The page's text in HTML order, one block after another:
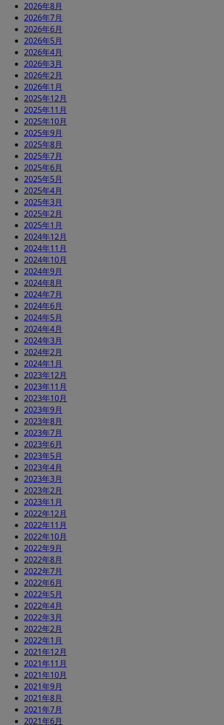
2026年8月
2026年7月
2026年6月
2026年5月
2026年4月
2026年3月
2026年2月
2026年1月
2025年12月
2025年11月
2025年10月
2025年9月
2025年8月
2025年7月
2025年6月
2025年5月
2025年4月
2025年3月
2025年2月
2025年1月
2024年12月
2024年11月
2024年10月
2024年9月
2024年8月
2024年7月
2024年6月
2024年5月
2024年4月
2024年3月
2024年2月
2024年1月
2023年12月
2023年11月
2023年10月
2023年9月
2023年8月
2023年7月
2023年6月
2023年5月
2023年4月
2023年3月
2023年2月
2023年1月
2022年12月
2022年11月
2022年10月
2022年9月
2022年8月
2022年7月
2022年6月
2022年5月
2022年4月
2022年3月
2022年2月
2022年1月
2021年12月
2021年11月
2021年10月
2021年9月
2021年8月
2021年7月
2021年6月